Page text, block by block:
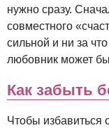
нужно сразу.
совместного
сильной и ни за
любовник может
Как забыть
Чтобы избавиться